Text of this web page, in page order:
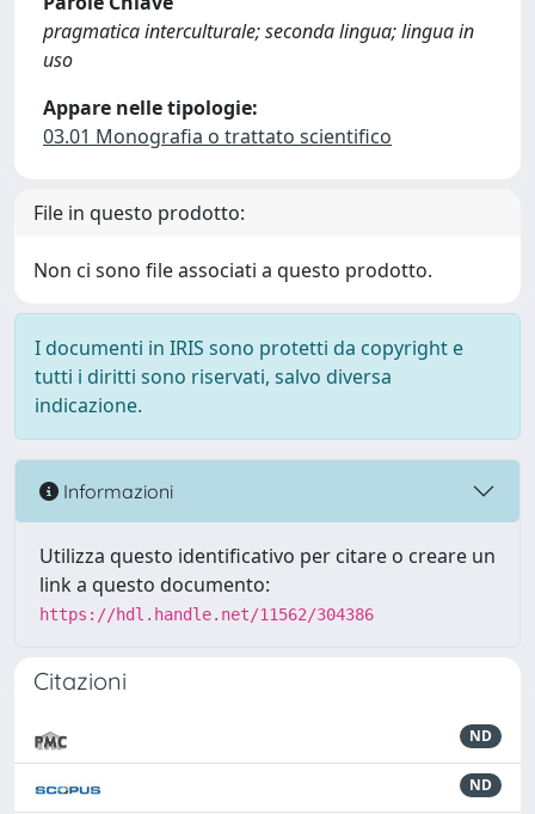
pragmatica interculturale; seconda lingua; lingua in
uso
Appare nelle tipologie:
03.01 Monografia o trattato scientifico
File in questo prodotto:
Non ci sono file associati a questo prodotto.
I documenti in IRIS sono protetti da copyright e
tutti i diritti sono riservati, salvo diversa
indicazione.
Informazioni
Utilizza questo identificativo per citare o creare un
link a questo documento:
https://hdl.handle.net/11562/304386
Citazioni
ND
ND